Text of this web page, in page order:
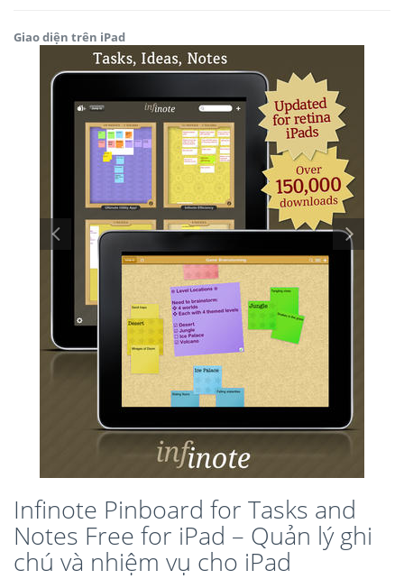
Giao diện trên iPad
Infinote Pinboard for Tasks and
Notes Free for iPad – Quản lý ghi
chú và nhiệm vụ cho iPad